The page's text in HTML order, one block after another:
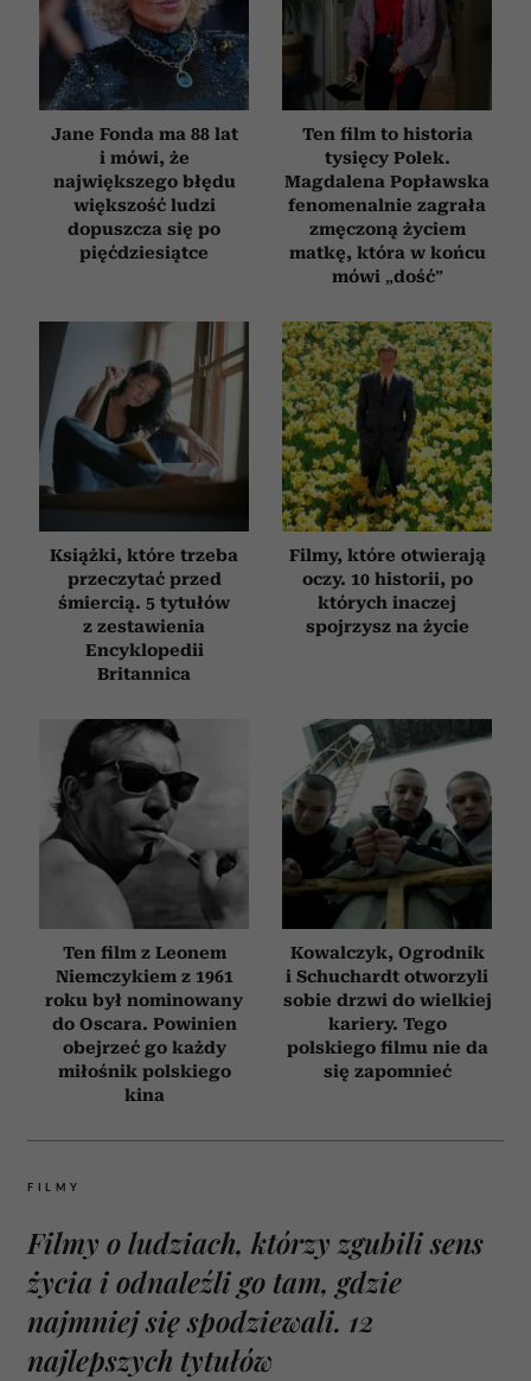
Jane Fonda ma 88 lat
i mówi, że
największego błędu
większość ludzi
dopuszcza się po
pięćdziesiątce
Ten film to historia
tysięcy Polek.
Magdalena Popławska
fenomenalnie zagrała
zmęczoną życiem
matkę, która w końcu
mówi „dość”
Książki, które trzeba
przeczytać przed
śmiercią. 5 tytułów
z zestawienia
Encyklopedii
Britannica
Filmy, które otwierają
oczy. 10 historii, po
których inaczej
spojrzysz na życie
Ten film z Leonem
Niemczykiem z 1961
roku był nominowany
do Oscara. Powinien
obejrzeć go każdy
miłośnik polskiego
kina
Kowalczyk, Ogrodnik
i Schuchardt otworzyli
sobie drzwi do wielkiej
kariery. Tego
polskiego filmu nie da
się zapomnieć
FILMY
Filmy o ludziach, którzy zgubili sens
życia i odnaleźli go tam, gdzie
najmniej się spodziewali. 12
najlepszych tytułów